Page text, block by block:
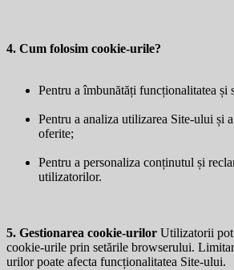
4. Cum folosim cookie-urile?
Pentru a îmbunătăți funcționalitatea și
Pentru a analiza utilizarea Site-ului și
oferite;
Pentru a personaliza conținutul și
utilizatorilor.
5. Gestionarea cookie-urilor Utilizatorii pot
cookie-urile prin setările browserului.
urilor poate afecta funcționalitatea Site-ului.